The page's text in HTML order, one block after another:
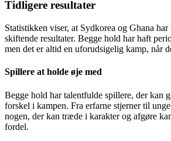
Tidligere resultater
Statistikken viser, at Sydkorea og Ghana
skiftende resultater. Begge hold har haft
men det er altid en uforudsigelig kamp, når
Spillere at holde øje med
Begge hold har talentfulde spillere, der kan
forskel i kampen. Fra erfarne stjerner til
nogen, der kan træde i karakter og afgøre
fordel.